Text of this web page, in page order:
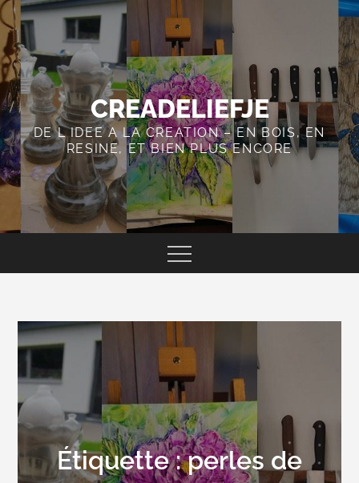
Skip
to
content
CREADELIEFJE
DE L IDEE A LA CREATION – EN BOIS, EN
RESINE, ET BIEN PLUS ENCORE
Étiquette :perles de